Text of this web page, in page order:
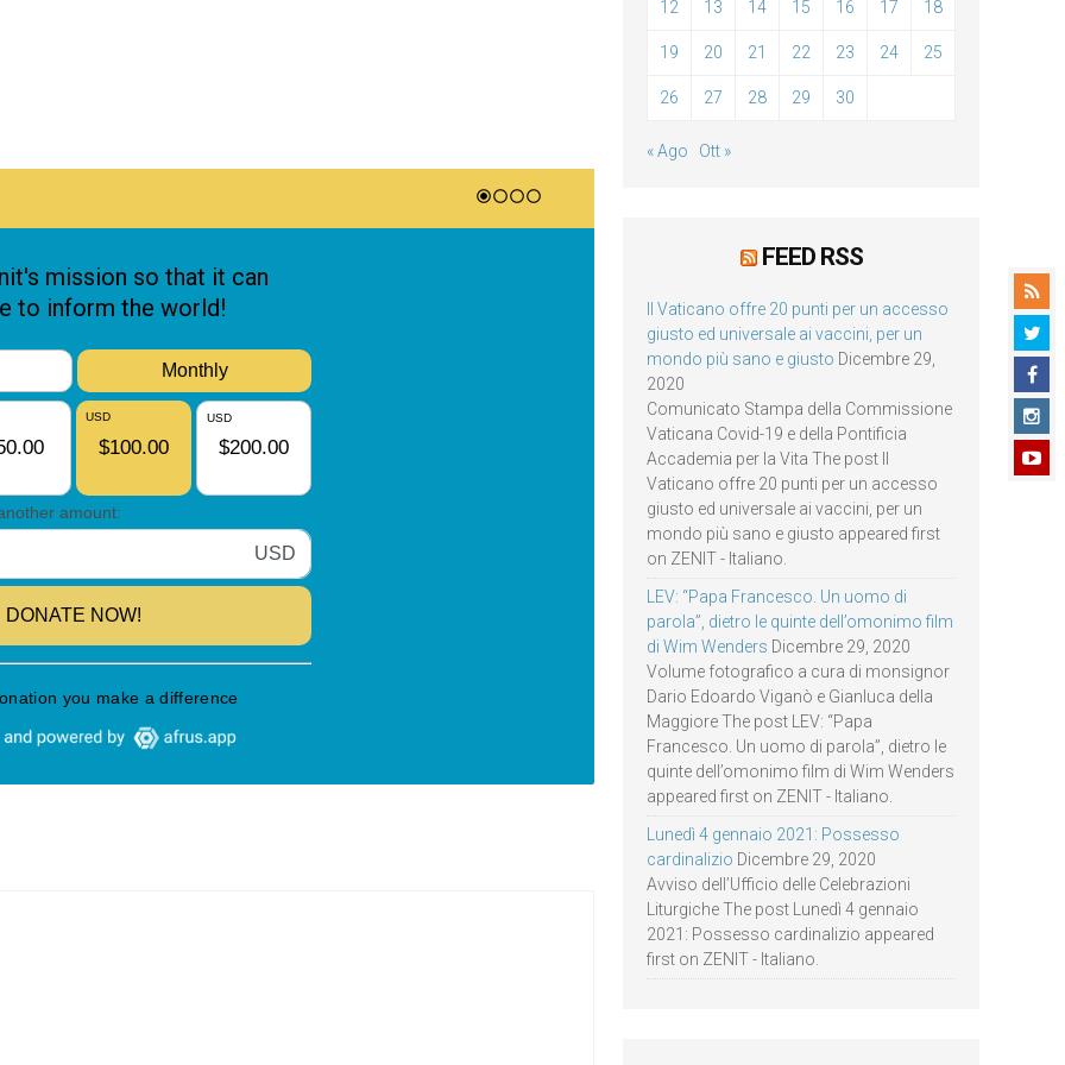
12 13 14 15 16 17 18
19 20 21 22 23 24 25
26 27 28 29 30
« Ago Ott »
FEED RSS
Il Vaticano offre 20 punti per un accesso
giusto ed universale ai vaccini, per un
mondo più sano e giusto Dicembre 29,
2020
Comunicato Stampa della Commissione
Vaticana Covid-19 e della Pontificia
Accademia per la Vita The post Il
Vaticano offre 20 punti per un accesso
giusto ed universale ai vaccini, per un
mondo più sano e giusto appeared first
on ZENIT - Italiano.
LEV: “Papa Francesco. Un uomo di
parola”, dietro le quinte dell’omonimo film
di Wim Wenders Dicembre 29, 2020
Volume fotografico a cura di monsignor
Dario Edoardo Viganò e Gianluca della
Maggiore The post LEV: “Papa
Francesco. Un uomo di parola”, dietro le
quinte dell’omonimo film di Wim Wenders
appeared first on ZENIT - Italiano.
Lunedì 4 gennaio 2021: Possesso
cardinalizio Dicembre 29, 2020
Avviso dell’Ufficio delle Celebrazioni
Liturgiche The post Lunedì 4 gennaio
2021: Possesso cardinalizio appeared
first on ZENIT - Italiano.